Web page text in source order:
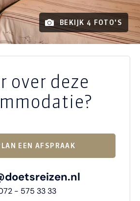
BEKIJK 4 FOTO'S
over deze
EEN AFSPRAAK
- 575 33 33